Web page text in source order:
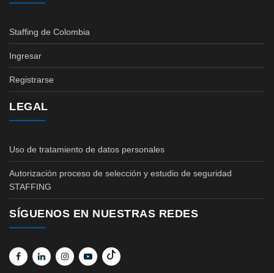
Staffing de Colombia
Ingresar
Registrarse
LEGAL
Uso de tratamiento de datos personales
Autorización proceso de selección y estudio de seguridad
STAFFING
SÍGUENOS EN NUESTRAS REDES